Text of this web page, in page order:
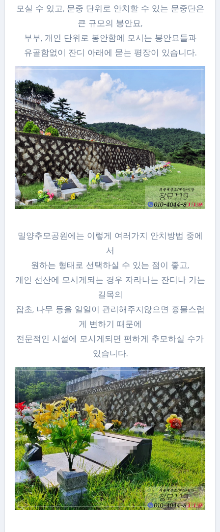
모실 수 있고, 문중 단위로 안치할 수 있는 문중단은
큰 규모의 봉안묘,
부부, 개인 단위로 봉안함에 모시는 봉안묘들과
유골함없이 잔디 아래에 묻는 평장이 있습니다.
밀양추모공원에는 이렇게 여러가지 안치방법 중에
서
원하는 형태로 선택하실 수 있는 점이 좋고,
개인 선산에 모시게되는 경우 자라나는 잔디나 가는
길목의
잡초, 나무 등을 일일이 관리해주지않으면 흉물스럽
게 변하기 때문에
전문적인 시설에 모시게되면 편하게 추모하실 수가
있습니다.